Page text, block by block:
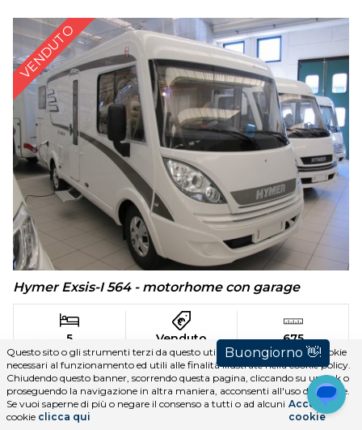
VENDUTO
Hymer Exsis-I 564 - motorhome con garage
5 Venduto 675
Questo sito o gli strumenti terzi da questo utilizzati si avvalgono di cookie
necessari al funzionamento ed utili alle finalità illustrate nella cookie policy.
Chiudendo questo banner, scorrendo questa pagina, cliccando su un link o
proseguendo la navigazione in altra maniera, acconsenti all'uso dei cookie.
Se vuoi saperne di più o negare il consenso a tutti o ad alcuni
cookie clicca qui
Accetta i
cookie